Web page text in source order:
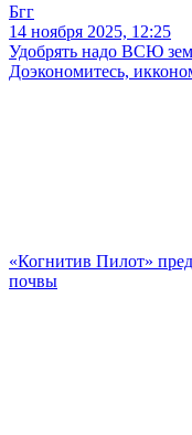
Бгг
14 ноября 2025, 12:25
Удобрять надо ВСЮ
Доэкономитесь,
«Когнитив Пилот»
почвы